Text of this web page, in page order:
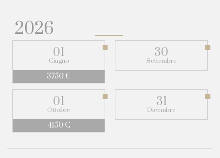
2026
01
Giugno
3750 €
30
Settembre
01
Ottobre
4150 €
31
Dicembre